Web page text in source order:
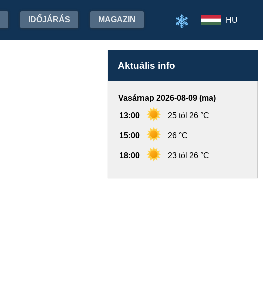
IDŐJÁRÁS MAGAZIN HU
Aktuális info
Vasárnap 2026-08-09 (ma)
13:00 25 tól 26 °C
15:00 26 °C
18:00 23 tól 26 °C